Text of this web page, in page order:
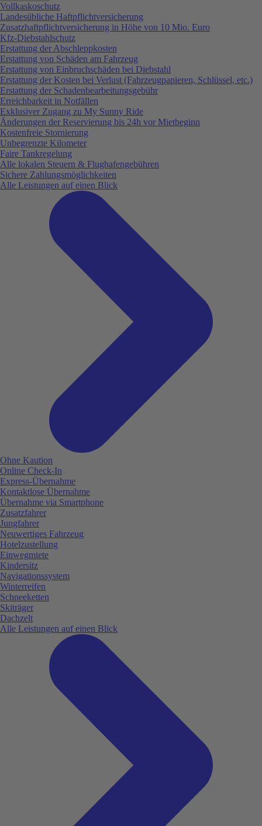
Vollkaskoschutz
Landesübliche Haftpflichtversicherung
Zusatzhaftpflichtversicherung in Höhe von 10 Mio. Euro
Kfz-Diebstahlschutz
Erstattung der Abschleppkosten
Erstattung von Schäden am Fahrzeug
Erstattung von Einbruchschäden bei Diebstahl
Erstattung der Kosten bei Verlust (Fahrzeugpapieren, Schlüssel, etc.)
Erstattung der Schadenbearbeitungsgebühr
Erreichbarkeit in Notfällen
Exklusiver Zugang zu My Sunny Ride
Änderungen der Reservierung bis 24h vor Mietbeginn
Kostenfreie Stornierung
Unbegrenzte Kilometer
Faire Tankregelung
Alle lokalen Steuern & Flughafengebühren
Sichere Zahlungsmöglichkeiten
Alle Leistungen auf einen Blick
Ohne Kaution
Online Check-In
Express-Übernahme
Kontaktlose Übernahme
Übernahme via Smartphone
Zusatzfahrer
Jungfahrer
Neuwertiges Fahrzeug
Hotelzustellung
Einwegmiete
Kindersitz
Navigationssystem
Winterreifen
Schneeketten
Skiträger
Dachzelt
Alle Leistungen auf einen Blick